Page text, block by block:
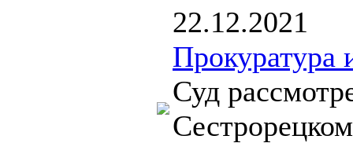
22.12.2021
Прокуратура
Суд